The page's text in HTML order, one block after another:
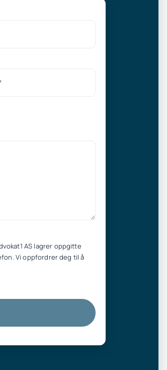
AS lagrer oppgitte
Vi oppfordrer deg til å